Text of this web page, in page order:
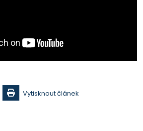
Vytisknout článek